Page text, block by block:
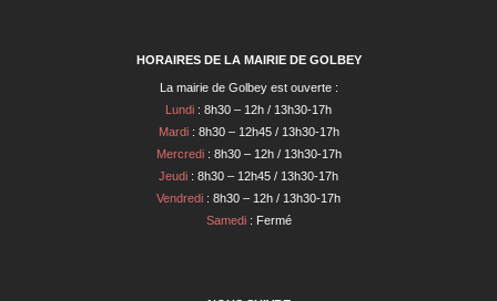
HORAIRES DE LA MAIRIE DE GOLBEY
La mairie de Golbey est ouverte :
Lundi : 8h30 – 12h / 13h30-17h
Mardi: 8h30 – 12h45 / 13h30-17h
Mercredi: 8h30 – 12h / 13h30-17h
Jeudi : 8h30 – 12h45 / 13h30-17h
Vendredi : 8h30 – 12h / 13h30-17h
Samedi: Fermé